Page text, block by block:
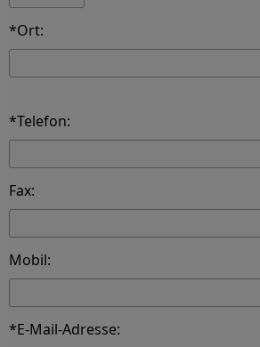
*Ort:
*Telefon:
Fax:
Mobil:
*E-Mail-Adresse: